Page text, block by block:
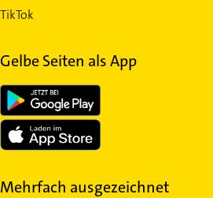
TikTok
Gelbe Seiten als App
Mehrfach ausgezeichnet